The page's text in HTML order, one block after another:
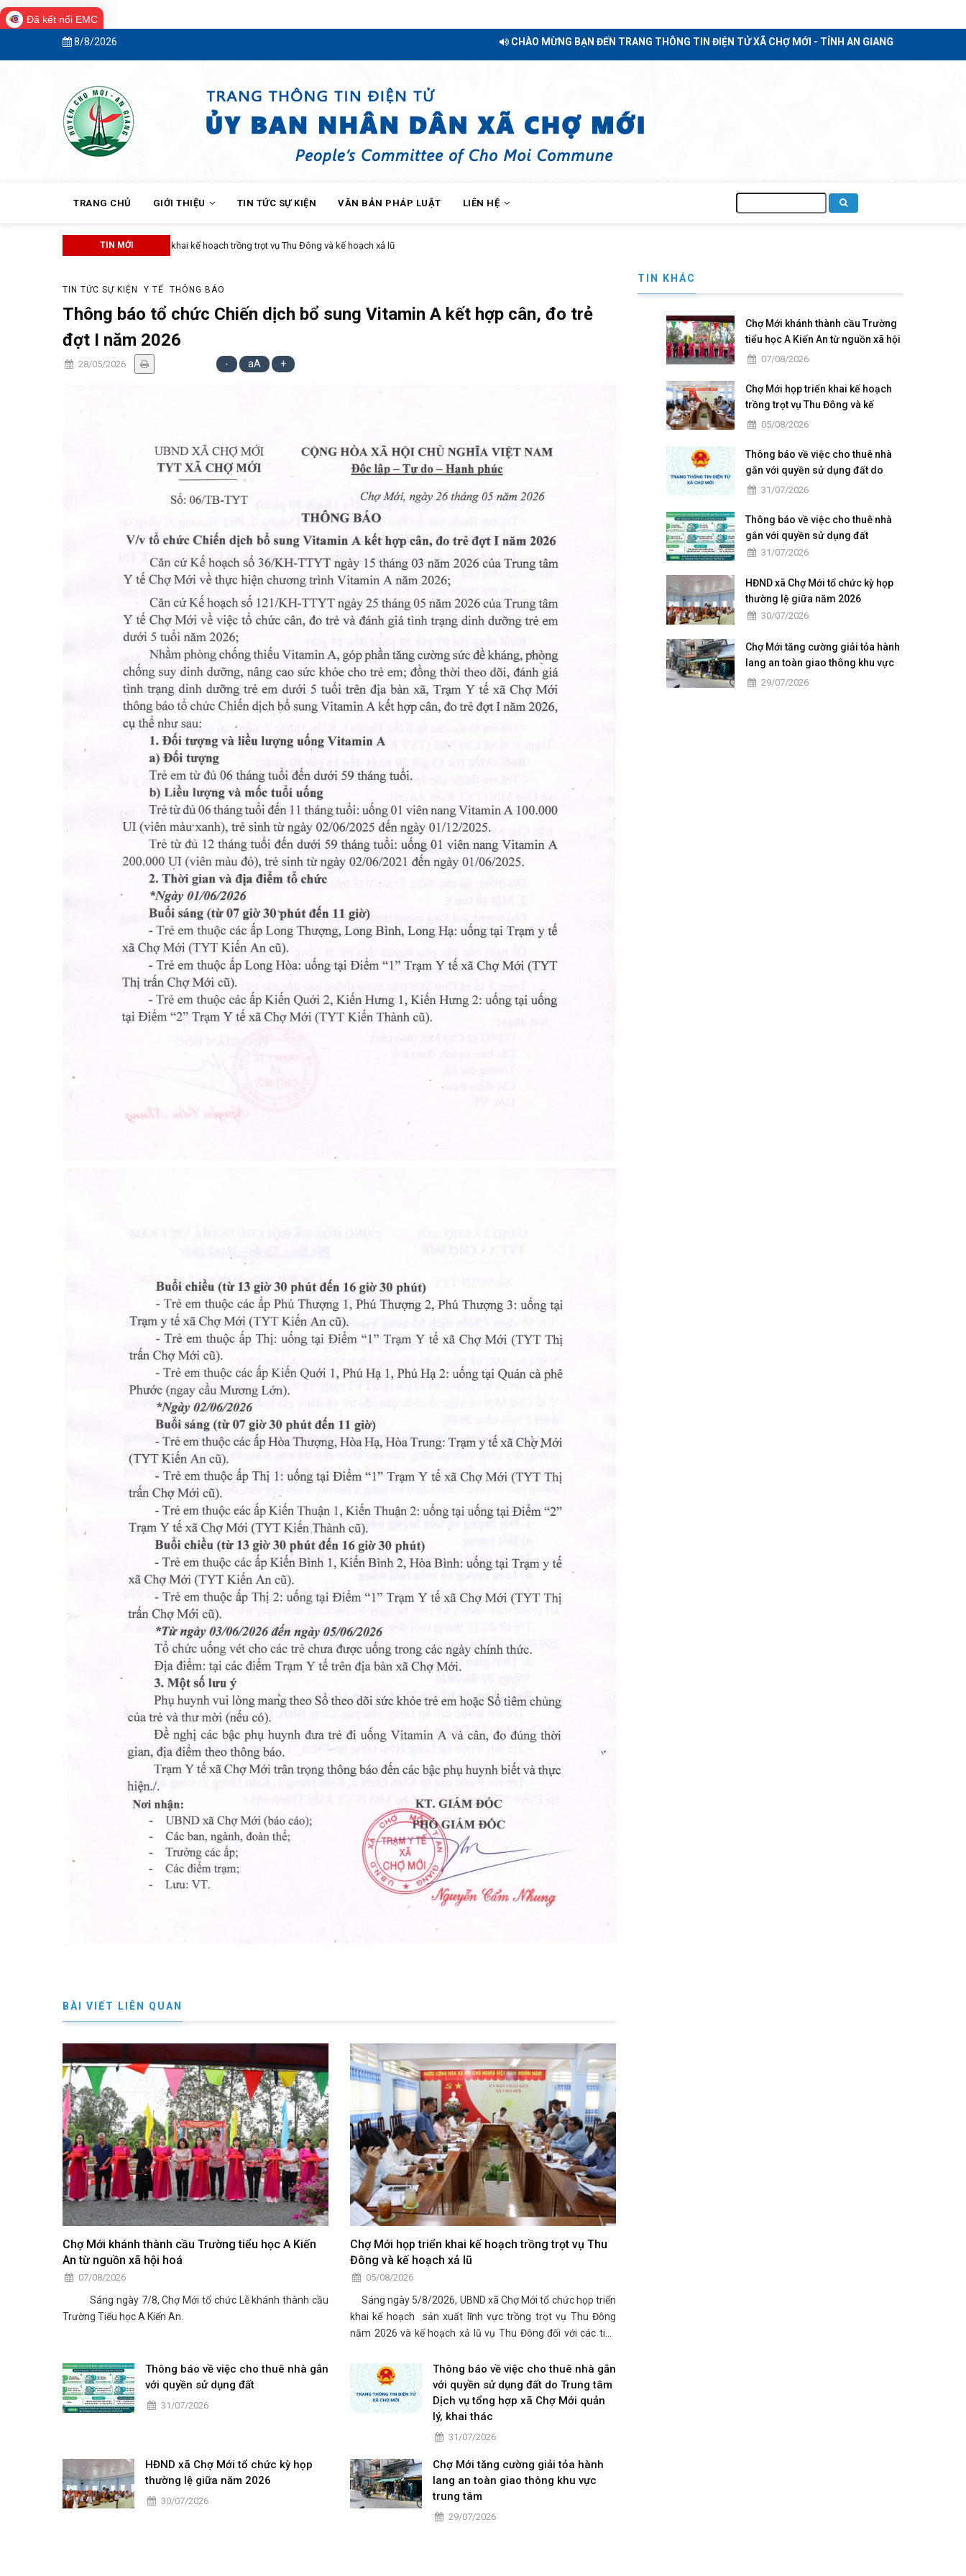
Đã kết nối EMC
8/8/2026 CHÀO MỪNG BẠN ĐẾN TRANG THÔNG TIN ĐIỆN TỬ XÃ CHỢ MỚI - TỈNH AN GIANG
NAVIGATION
TRANG CHỦ GIỚI THIỆU TIN TỨC SỰ KIỆN VĂN BẢN PHÁP LUẬT LIÊN HỆ
kiếm
TIN MỚI
TIN TỨC SỰ KIỆN Y TẾ THÔNG BÁO
Thông báo tổ chức Chiến dịch bổ sung Vitamin A kết hợp cân, đo trẻ
đợt I năm 2026
28/05/2026 - aA +
BÀI VIẾT LIÊN QUAN
Chợ Mới khánh thành cầu Trường tiểu học A Kiến
An từ nguồn xã hội hoá
07/08/2026
Sáng ngày 7/8, Chợ Mới tổ chức Lễ khánh thành cầu
Trường Tiểu học A Kiến An.
Chợ Mới họp triển khai kế hoạch trồng trọt vụ Thu
Đông và kế hoạch xả lũ
05/08/2026
Sáng ngày 5/8/2026, UBND xã Chợ Mới tổ chức họp triển
khai kế hoạch sản xuất lĩnh vực trồng trọt vụ Thu Đông
năm 2026 và kế hoạch xả lũ vụ Thu Đông đối với các tiểu
Chợ Mới.
Thông báo về việc cho thuê nhà gắn
với quyền sử dụng đất
31/07/2026
Thông báo về việc cho thuê nhà gắn
với quyền sử dụng đất do Trung tâm
Dịch vụ tổng hợp xã Chợ Mới quản
lý, khai thác
31/07/2026
HĐND xã Chợ Mới tổ chức kỳ họp
thường lệ giữa năm 2026
30/07/2026
Chợ Mới tăng cường giải tỏa hành
lang an toàn giao thông khu vực
trung tâm
29/07/2026
TIN KHÁC
Chợ Mới khánh thành cầu Trường
tiểu học A Kiến An từ nguồn xã hội
hoá07/08/2026
Chợ Mới họp triển khai kế hoạch
trồng trọt vụ Thu Đông và kế
hoạch xả lũ
05/08/2026
Thông báo về việc cho thuê nhà
gắn với quyền sử dụng đất do
Trung tâm Dịch vụ tổng hợp xã
31/07/2026
Thông báo về việc cho thuê nhà
gắn với quyền sử dụng đất
31/07/2026
HĐND xã Chợ Mới tổ chức kỳ họp
thường lệ giữa năm 2026
30/07/2026
Chợ Mới tăng cường giải tỏa hành
lang an toàn giao thông khu vực
trung tâm
29/07/2026